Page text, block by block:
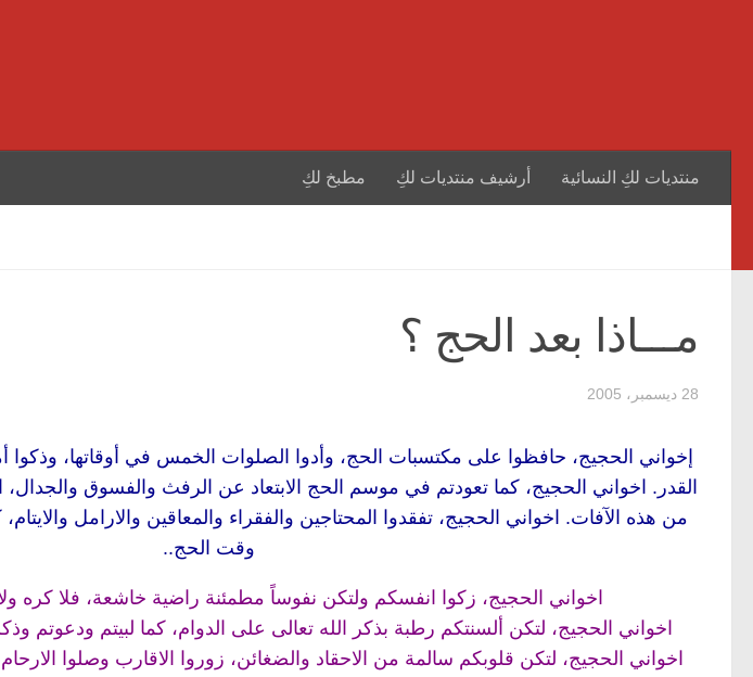
منتديات لكِ النسائية أرشيف منتديات لكِ مطبخ لكِ
مـــاذا بعد الحج ؟
28 ديسمبر، 2005
إخواني الحجيج، حافظوا على مكتسبات الحج، وأدوا الصلوات الخمس في أوقاتها، وذكوا
القدر. اخواني الحجيج، كما تعودتم في موسم الحج الابتعاد عن الرفث والفسوق
من هذه الآفات. اخواني الحجيج، تفقدوا المحتاجين والفقراء والمعاقين والارامل
وقت الحج..
اخواني الحجيج، زكوا انفسكم ولتكن نفوساً مطمئنة راضية خاشعة، فلا كره
اخواني الحجيج، لتكن ألسنتكم رطبة بذكر الله تعالى على الدوام، كما لبيتم ودعوتم
اخواني الحجيج، لتكن قلوبكم سالمة من الاحقاد والضغائن، زوروا الاقارب وصلوا